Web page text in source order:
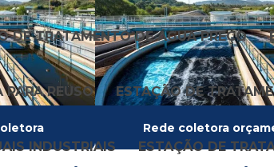
DE TRATAMENTO DE ÁGUA PREÇO
REUSO ESTAÇÃO DE
INDUSTRIAIS ESTAÇÃO DE
Rede coletora